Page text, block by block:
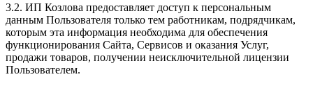
3.2. ИП Козлова предоставляет доступ к персональным
данным Пользователя только тем работникам, подрядчикам,
которым эта информация необходима для обеспечения
функционирования Сайта, Сервисов и оказания Услуг,
продажи товаров, получении неисключительной лицензии
Пользователем.